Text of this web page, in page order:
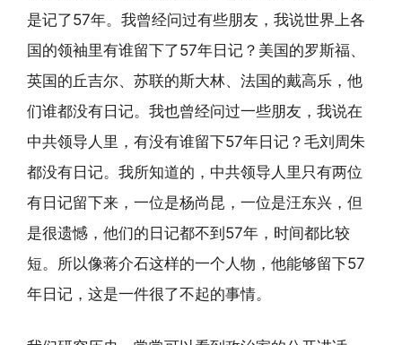
是记了57年。我曾经问过有些朋友，我说世界上各
国的领袖里有谁留下了57年日记？美国的罗斯福、
英国的丘吉尔、苏联的斯大林、法国的戴高乐，他
们谁都没有日记。我也曾经问过一些朋友，我说在
中共领导人里，有没有谁留下57年日记？毛刘周朱
都没有日记。我所知道的，中共领导人里只有两位
有日记留下来，一位是杨尚昆，一位是汪东兴，但
是很遗憾，他们的日记都不到57年，时间都比较
短。所以像蒋介石这样的一个人物，他能够留下57
年日记，这是一件很了不起的事情。